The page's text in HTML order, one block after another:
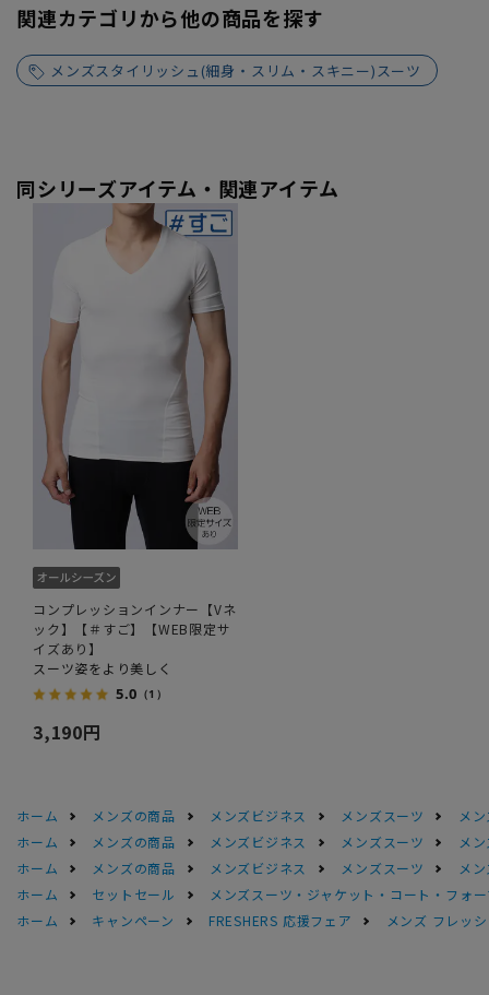
関連カテゴリから他の商品を探す
メンズスタイリッシュ(細身・スリム・スキニー)スーツ
同シリーズアイテム・関連アイテム
コンプレッションインナー【Vネ
ック】【＃すご】【WEB限定サ
イズあり】
スーツ姿をより美しく
5.0 （1）
3,190円
ホーム メンズの商品 メンズビジネス メンズスーツ
メ
ホーム
メンズの商品 メンズビジネス メンズスーツ
メ
ホーム
メンズの商品 メンズビジネス メンズスーツ
メ
ホーム
セットセール
メンズスーツ・ジャケット・コート・フォ
ホーム
キャンペーン FRESHERS 応援フェア メンズ フレッ